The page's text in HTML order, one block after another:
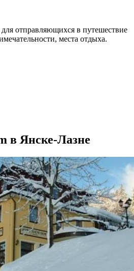
для отправляющихся в путешествие
места отдыха.
в Янске-Лазне